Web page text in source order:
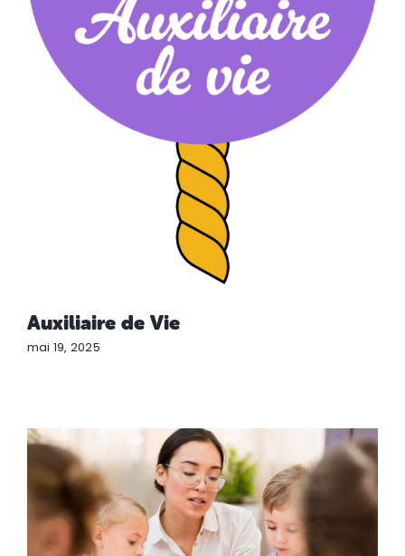
Auxiliaire de Vie
mai 19, 2025